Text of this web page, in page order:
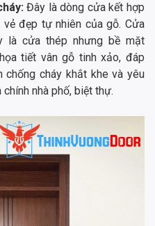
Đây là dòng cửa kết hợp
đẹp tự nhiên của gỗ. Cửa
là cửa thép nhưng bề mặt
tiết vân gỗ tinh xảo, đáp
chống cháy khắt khe và yêu
nhà phố, biệt thự.